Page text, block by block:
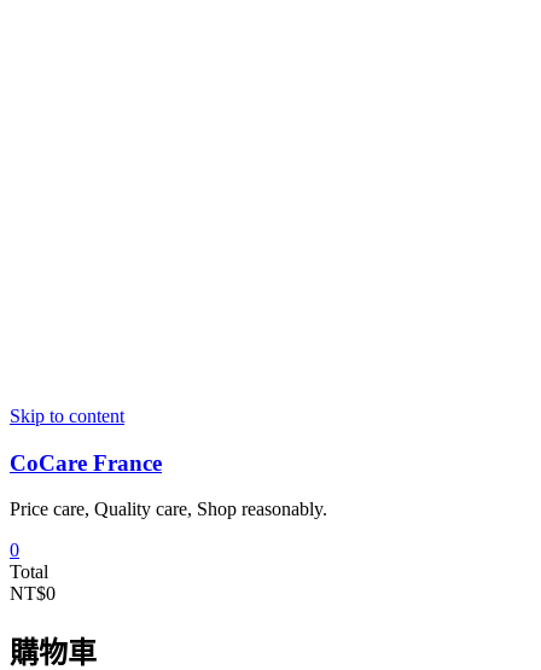
Skip to content
CoCare France
Price care, Quality care, Shop reasonably.
0
Total
NT$0
購物車